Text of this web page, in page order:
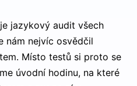
jazykový audit všech
nám nejvíc osvědčil
Místo testů si proto se
úvodní hodinu, na které